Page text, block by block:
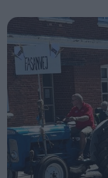
Forestillingen
drejebro ved
med fra begge
Den varer cirka
adgang.